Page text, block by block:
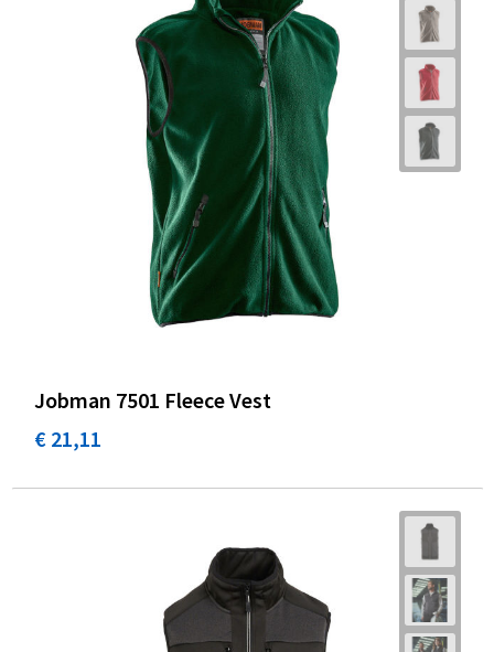
Jobman 7501 Fleece Vest
€ 21,11